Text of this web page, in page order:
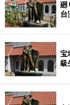
廻
台
宝
級